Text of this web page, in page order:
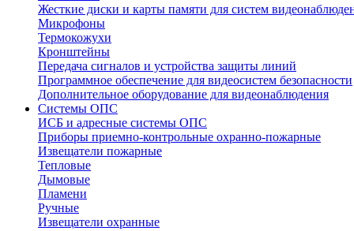
Жесткие диски и карты памяти для систем
Микрофоны
Термокожухи
Кронштейны
Передача сигналов и устройства защиты линий
Программное обеспечение для видеосистем безопасности
Дополнительное оборудование для видеонаблюдения
Системы ОПС
ИСБ и адресные системы ОПС
Приборы приемно-контрольные охранно-пожарные
Извещатели пожарные
Тепловые
Дымовые
Пламени
Ручные
Извещатели охранные